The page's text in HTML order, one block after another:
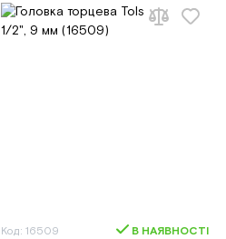
Код: 16509 В НАЯВНОСТІ